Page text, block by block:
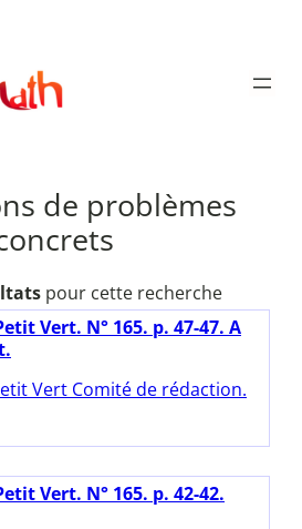
de problèmes
pour cette recherche
Vert. N° 165. p. 47-47. A
Vert Comité de rédaction.
Vert. N° 165. p. 42-42.